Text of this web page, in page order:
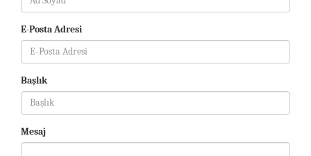
E-Posta Adresi
Başlık
Mesaj